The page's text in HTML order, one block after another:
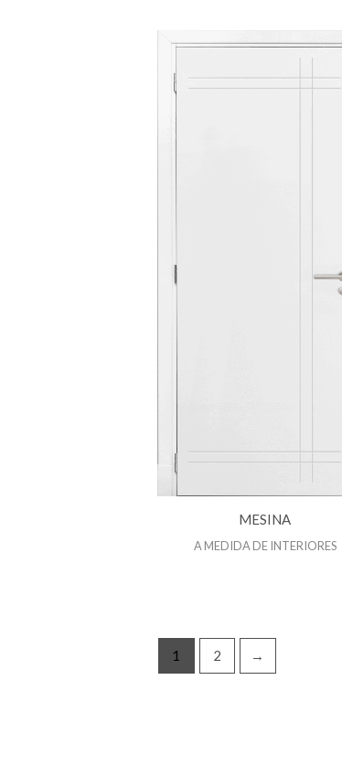
MESINA
A MEDIDA DE INTERIORES
1 2 →